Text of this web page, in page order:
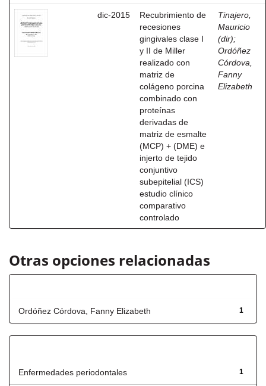
dic-2015
Recubrimiento de
recesiones
gingivales clase I
y II de Miller
realizado con
matriz de
colágeno porcina
combinado con
proteínas
derivadas de
matriz de esmalte
(MCP) + (DME) e
injerto de tejido
conjuntivo
subepitelial (ICS)
estudio clínico
comparativo
controlado
Tinajero,
Mauricio
(dir);
Ordóñez
Córdova,
Fanny
Elizabeth
Otras opciones relacionadas
1
Ordóñez Córdova, Fanny Elizabeth
1
Enfermedades periodontales